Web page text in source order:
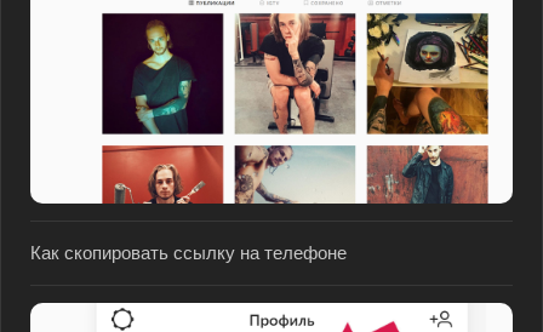
Как скопировать ссылку на телефоне